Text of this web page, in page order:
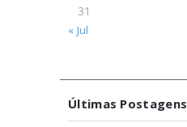
31
« Jul
Últimas Postagens